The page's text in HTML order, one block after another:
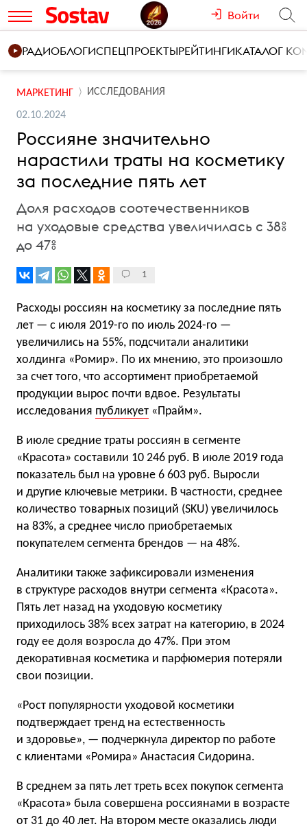
Войти
РАДИОБЛОГИСПЕЦПРОЕКТЫРЕЙТИНГИКАТАЛОГ
МАРКЕТИНГ ИССЛЕДОВАНИЯ
02.10.2024
Россияне значительно
нарастили траты на косметику
за последние пять лет
Доля расходов соотечественников
на уходовые средства увеличилась с 38%
до 47%
1
Расходы россиян на косметику за последние пять
лет — с июля 2019-го по июль 2024-го —
увеличились на 55%, подсчитали аналитики
холдинга «Ромир». По их мнению, это произошло
за счет того, что ассортимент приобретаемой
продукции вырос почти вдвое. Результаты
исследования публикует «Прайм».
В июле средние траты россиян в сегменте
«Красота» составили 10 246 руб. В июле 2019 года
показатель был на уровне 6 603 руб. Выросли
и другие ключевые метрики. В частности, среднее
количество товарных позиций (SKU) увеличилось
на 83%, а среднее число приобретаемых
покупателем сегмента брендов — на 48%.
Аналитики также зафиксировали изменения
в структуре расходов внутри сегмента «Красота».
Пять лет назад на уходовую косметику
приходилось 38% всех затрат на категорию, в 2024
году ее доля возросла до 47%. При этом
декоративная косметика и парфюмерия потеряли
свои позиции.
«Рост популярности уходовой косметики
подтверждает тренд на естественность
и здоровье», — подчеркнула директор по работе
с клиентами «Ромира» Анастасия Сидорина.
В среднем за пять лет треть всех покупок сегмента
«Красота» была совершена россиянами в возрасте
от 31 до 40 лет. На втором месте оказались люди